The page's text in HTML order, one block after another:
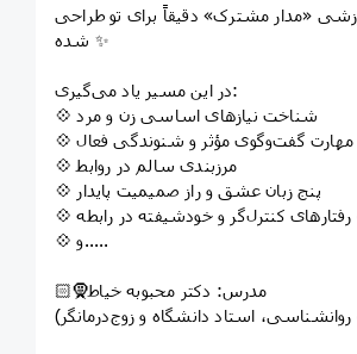
«مدار مشترک» دقیقاً برای تو طراحی
شده ✨
در این مسیر یاد می‌گیری:
💠 شناخت نیازهای اساسی زن و مرد
💠 مهارت گفت‌وگوی مؤثر و شنوندگی فعال
💠 مرزبندی سالم در روابط
💠 پنج زبان عشق و راز صمیمیت پایدار
رفتارهای کنترل‌گر و خودشیفته در رابطه
💠 و.....
🧕🏻مدرس: دکتر محبوبه خیاط